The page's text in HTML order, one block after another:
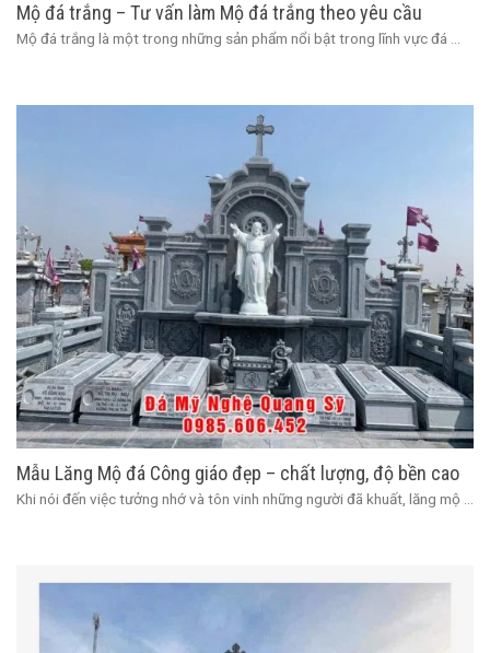
Mộ đá trắng – Tư vấn làm Mộ đá trắng theo yêu cầu
Mộ đá trắng là một trong những sản phẩm nổi bật trong lĩnh vực đá ...
Mẫu Lăng Mộ đá Công giáo đẹp – chất lượng, độ bền cao
Khi nói đến việc tưởng nhớ và tôn vinh những người đã khuất, lăng mộ ...